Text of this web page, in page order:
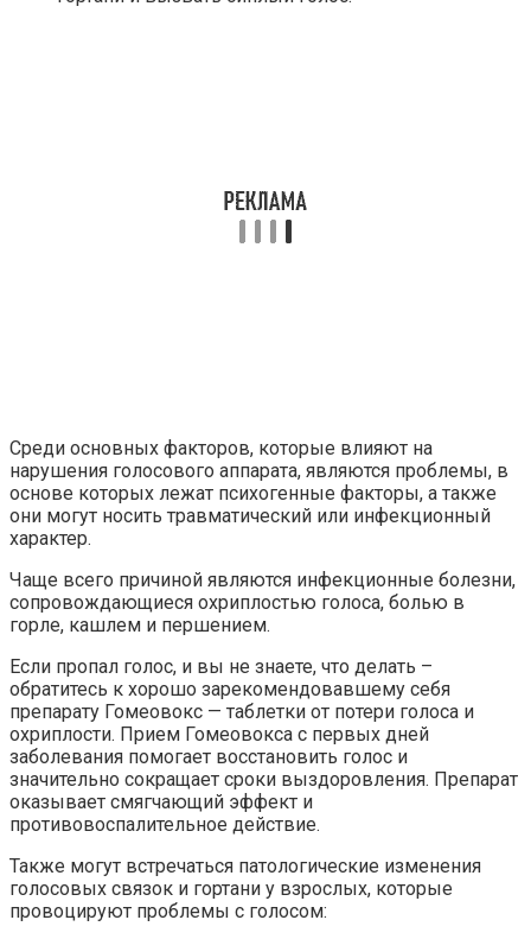
Среди основных факторов, которые влияют на
нарушения голосового аппарата, являются проблемы, в
основе которых лежат психогенные факторы, а также
они могут носить травматический или инфекционный
характер.
Чаще всего причиной являются инфекционные болезни,
сопровождающиеся охриплостью голоса, болью в
горле, кашлем и першением.
Если пропал голос, и вы не знаете, что делать –
обратитесь к хорошо зарекомендовавшему себя
препарату Гомеовокс — таблетки от потери голоса и
охриплости. Прием Гомеовокса с первых дней
заболевания помогает восстановить голос и
значительно сокращает сроки выздоровления. Препарат
оказывает смягчающий эффект и
противовоспалительное действие.
Также могут встречаться патологические изменения
голосовых связок и гортани у взрослых, которые
провоцируют проблемы с голосом: